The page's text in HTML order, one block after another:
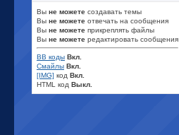
Вы не можете создавать темы
Вы не можете отвечать на сообщения
Вы не можете прикреплять файлы
Вы не можете редактировать сообщения
BB коды Вкл.
Смайлы Вкл.
[IMG] код Вкл.
HTML код Выкл.